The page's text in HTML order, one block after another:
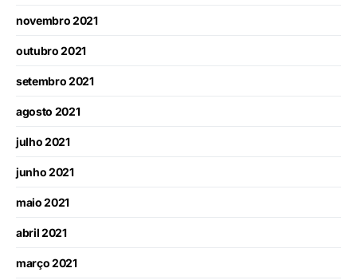
novembro 2021
outubro 2021
setembro 2021
agosto 2021
julho 2021
junho 2021
maio 2021
abril 2021
março 2021